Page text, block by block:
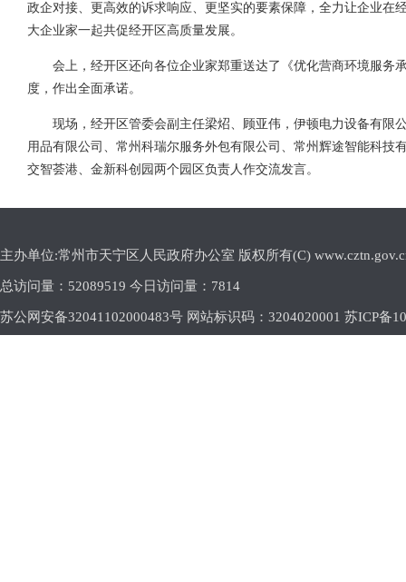
政企对接、更高效的诉求响应、更坚实的要素保障，全力让企业
大企业家一起共促经开区高质量发展。
会上，经开区还向各位企业家郑重送达了《优化营商环境服务
度，作出全面承诺。
现场，经开区管委会副主任梁炤、顾亚伟，伊顿电力设备有限
用品有限公司、常州科瑞尔服务外包有限公司、常州辉途智能科
交智荟港、金新科创园两个园区负责人作交流发言。
主办单位:常州市天宁区人民政府办公室 版权所有(C)
总访问量： 52089519 今日访问量： 7814
苏公网安备32041102000483号 网站标识码：3204020001 苏ICP备